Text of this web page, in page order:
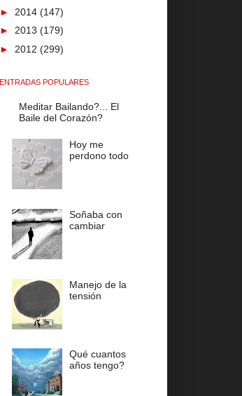
► 2014 (147)
► 2013 (179)
► 2012 (299)
ENTRADAS POPULARES
Meditar Bailando?... El
Baile del Corazón?
Hoy me
perdono todo
Soñaba con
cambiar
Manejo de la
tensión
Qué cuantos
años tengo?